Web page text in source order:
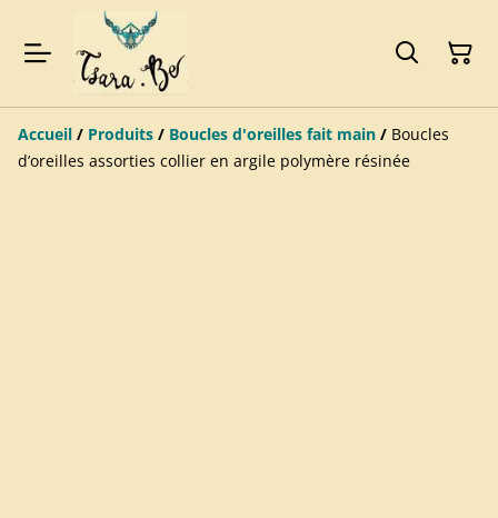
Accueil / Produits / Boucles d'oreilles fait main / Boucles
d’oreilles assorties collier en argile polymère résinée